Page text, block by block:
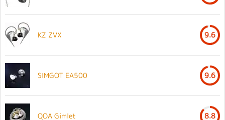
KZ ZVX 9.6
SIMGOT EA500 9.6
QOA Gimlet 8.8